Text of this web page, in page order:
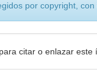
por copyright,
citar o enlazar este